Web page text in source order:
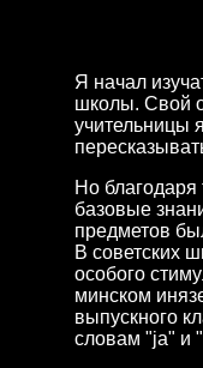
Я начал
школы. Свой
учительницы
Но благодаря
базовые
предметов
В советских
особого
минском
выпускного
словам "ja" и